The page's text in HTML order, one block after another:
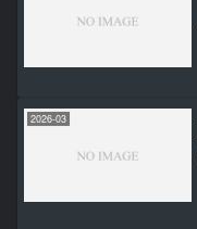
2026-03